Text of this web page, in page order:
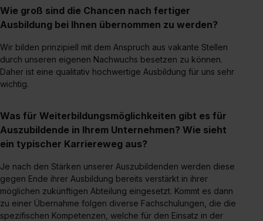
bestimmte Verwendungszwecke zulassen, triff deine
Auswahl über die Checkboxen und klick auf „Auswahl
der Kategorien „Präferenzen“, „Statistiken“ und „Social
Media und Marketing“ umfasst hierbei die Einwilligung
zur Übermittlung deiner Daten in die USA (Art. 49 Abs. 1
angemessenes Datenschutzniveau (EuGH – Schrems
II). Du kannst die von dir erteilte Einwilligung jederzeit mit
Wirkung für die Zukunft ganz oder teilweise über unsere
Einstellungen“ widerrufen. Weitere Informationen zu den
einzelnen Cookies findest du durch Klick auf „Details
zeigen“. Weitere Informationen:Datenschutzerklärung
Impressum.
Wie groß sind die Chancen nach fertiger
Ausbildung bei Ihnen übernommen zu werden?
Wir bilden prinzipiell mit dem Anspruch aus vakante Stellen
durch unseren eigenen Nachwuchs besetzen zu können.
Daher ist eine qualitativ hochwertige Ausbildung für uns sehr
wichtig.
Was für Weiterbildungsmöglichkeiten gibt es für
Auszubildende in Ihrem Unternehmen? Wie sieht
ein typischer Karriereweg aus?
Je nach den Stärken unserer Auszubildenden werden diese
gegen Ende ihrer Ausbildung bereits verstärkt in ihrer
möglichen zukünftigen Abteilung eingesetzt. Kommt es dann
zu einer Übernahme folgen diverse Fachschulungen, die die
spezifischen Kompetenzen, welche für den Einsatz in der